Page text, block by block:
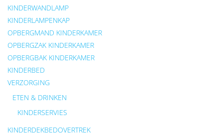
KINDERWANDLAMP
KINDERLAMPENKAP
OPBERGMAND KINDERKAMER
OPBERGZAK KINDERKAMER
OPBERGBAK KINDERKAMER
KINDERBED
VERZORGING
ETEN & DRINKEN
KINDERSERVIES
KINDERDEKBEDOVERTREK